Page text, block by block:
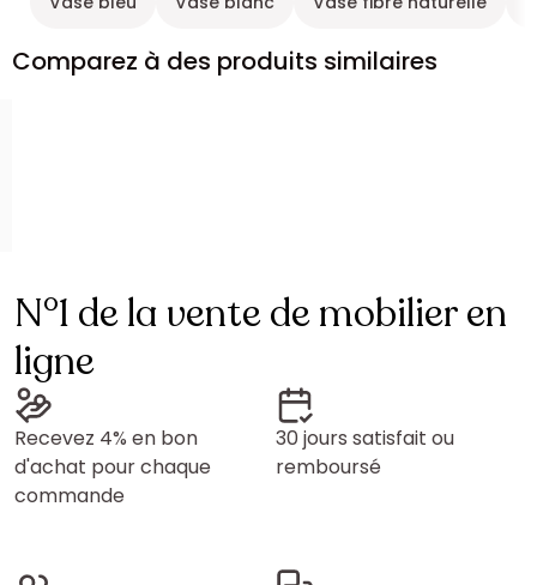
Comparez à des produits similaires
N°1 de la vente de mobilier en
ligne
Recevez 4% en bon
d'achat pour chaque
commande
30 jours satisfait ou
remboursé